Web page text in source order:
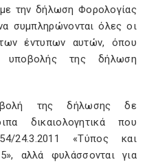
την δήλωση Φορολογίας
συμπληρώνονται όλες οι
έντυπων αυτών, όπου
υποβολής της δήλωση
της δήλωσης δε
δικαιολογητικά που
24.3.2011 «Τύπος και
αλλά φυλάσσονται για